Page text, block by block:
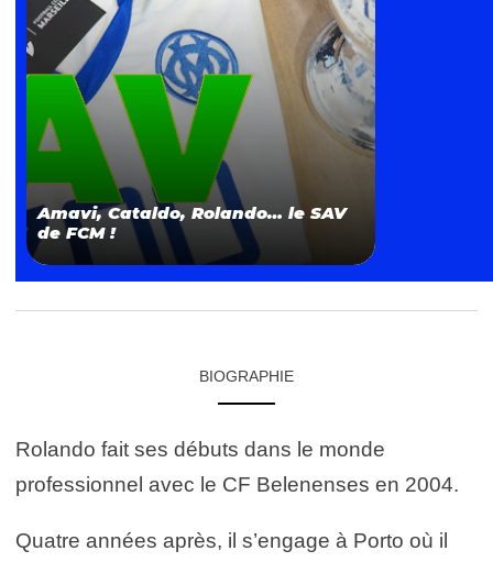
Amavi, Cataldo, Rolando… le SAV
de FCM !
BIOGRAPHIE
Rolando fait ses débuts dans le monde
professionnel avec le CF Belenenses en 2004.
Quatre années après, il s’engage à Porto où il